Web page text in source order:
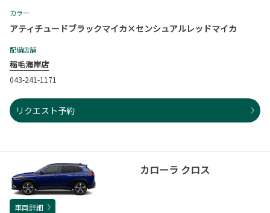
カラー
アティチュードブラックマイカ×センシュアルレッドマイカ
配備店舗
稲毛海岸店
043-241-1171
リクエスト予約
カローラ クロス
車両詳細